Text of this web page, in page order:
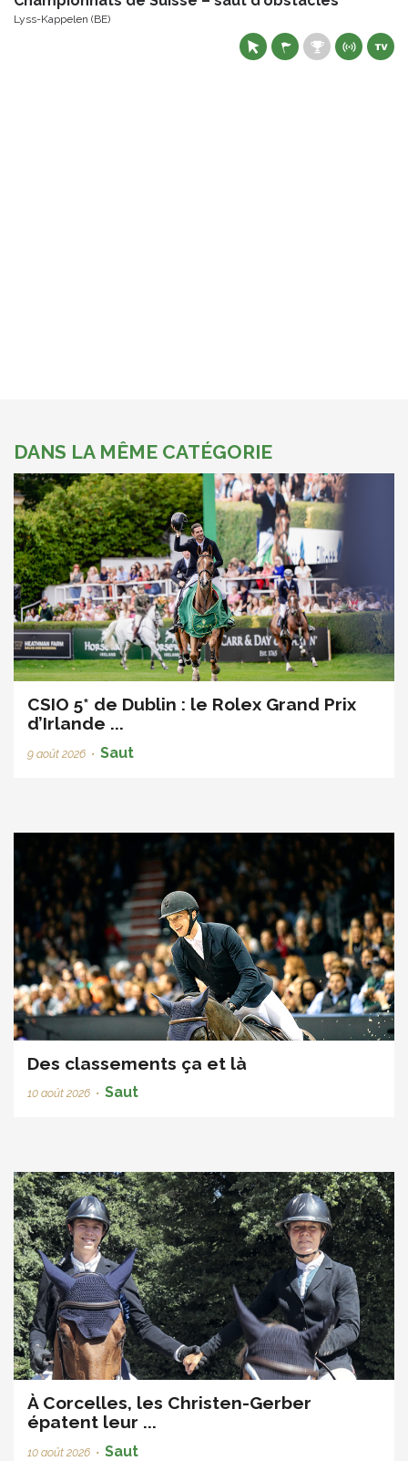
Lyss-Kappelen (BE)
DANS LA MÊME CATÉGORIE
CSIO 5* de Dublin : le Rolex Grand Prix
d’Irlande ...
9 août 2026 • Saut
Des classements ça et là
10 août 2026 • Saut
À Corcelles, les Christen-Gerber
épatent leur ...
10 août 2026 • Saut